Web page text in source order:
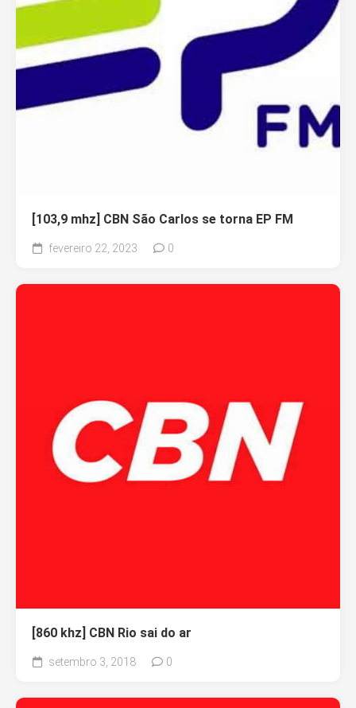
[103,9 mhz] CBN São Carlos se torna EP FM
fevereiro 22, 2023 0
[860 khz] CBN Rio sai do ar
setembro 3, 2018 0